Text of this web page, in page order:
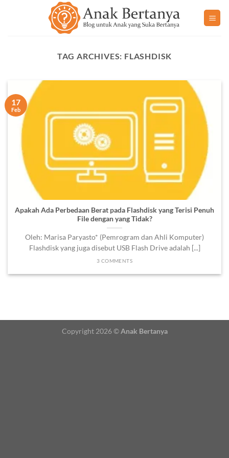
TAG ARCHIVES: FLASHDISK
Apakah Ada Perbedaan Berat pada Flashdisk yang Terisi Penuh
File dengan yang Tidak?
Oleh: Marisa Paryasto* (Pemrogram dan Ahli Komputer)
Flashdisk yang juga disebut USB Flash Drive adalah [...]
3 COMMENTS
17
Feb
Copyright 2026 ©Anak Bertanya